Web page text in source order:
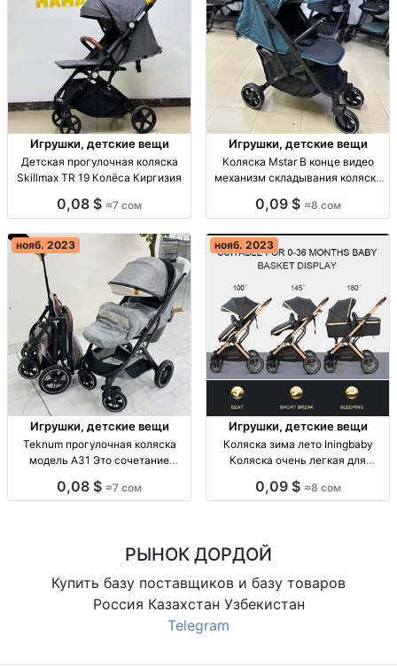
Игрушки, детские вещи
Детская прогулочная коляска
Skillmax TR 19 Колёса Киргизия
0,08 $ ≈7 сом
Игрушки, детские вещи
Коляска Mstar В конце видео
механизм складывания коляски
0,09 $ ≈8 сом
нояб. 2023
Игрушки, детские вещи
Teknum прогулочная коляска
модель А31 Это сочетание
0,08 $ ≈7 сом
нояб. 2023
Игрушки, детские вещи
Коляска зима лето Iningbaby
Коляска очень легкая для
0,09 $ ≈8 сом
РЫНОК ДОРДОЙ
Купить базу поставщиков и базу товаров
Россия Казахстан Узбекистан
Telegram